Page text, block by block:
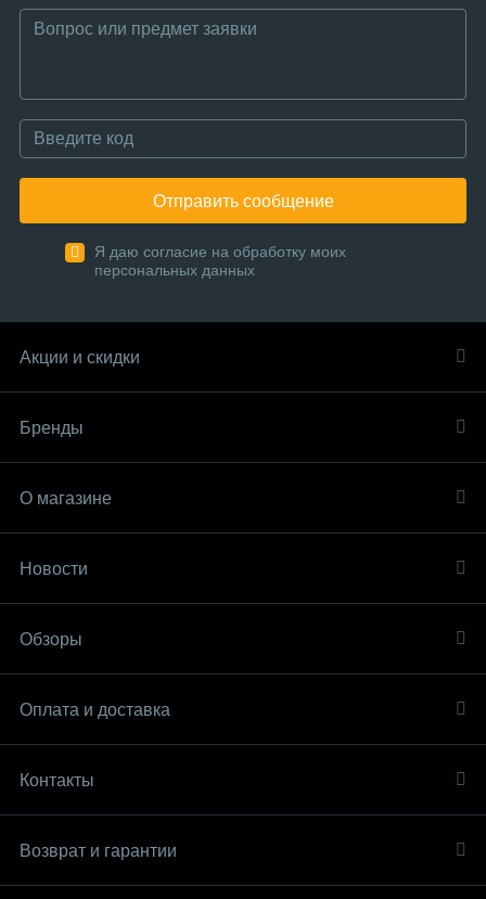
Отправить сообщение
Я даю согласие на обработку моих
персональных данных
Акции и скидки
Бренды
О магазине
Новости
Обзоры
Оплата и доставка
Контакты
Возврат и гарантии